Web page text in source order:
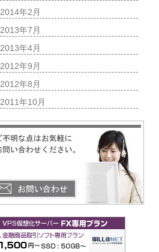
2014年2月
2013年7月
2013年4月
2012年9月
2012年8月
2011年10月